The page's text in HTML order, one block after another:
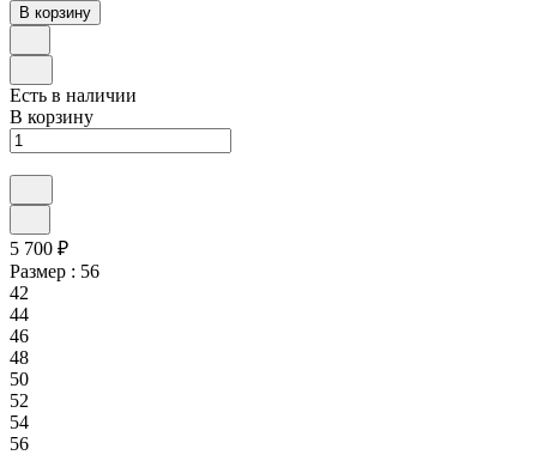
В корзину
Есть в наличии
В корзину
5 700 ₽
Размер : 56
42
44
46
48
50
52
54
56